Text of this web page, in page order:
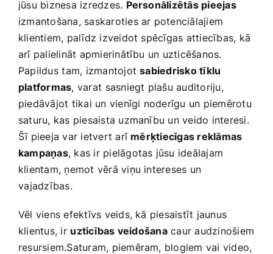
jūsu biznesa izredzes. Personālizētās pieejas
izmantošana, saskaroties ar potenciālajiem
klientiem, palīdz izveidot spēcīgas attiecības, kā
arī palielināt apmierinātību un uzticēšanos.
Papildus⁤ tam, izmantojotsabiedrisko tīklu
platformas, varat⁢ sasniegt plašu auditoriju,
piedāvājot tikai un vienīgi noderīgu un piemērotu
saturu, kas piesaista uzmanību un veido interesi.
Šī pieeja var ietvert arī mērķtiecīgas ‌reklāmas
kampaņas, kas ir pielāgotas jūsu ideālajam
klientam, ņemot vērā viņu intereses un
⁤vajadzības.
Vēl viens efektīvs veids, kā piesaistīt jaunus
klientus, ir⁢ uzticības veidošanacaur audzinošiem
resursiem.Saturam, piemēram, blogiem vai video,